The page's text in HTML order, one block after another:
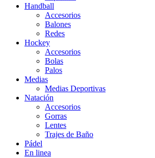
Handball
Accesorios
Balones
Redes
Hockey
Accesorios
Bolas
Palos
Medias
Medias Deportivas
Natación
Accesorios
Gorras
Lentes
Trajes de Baño
Pádel
En linea